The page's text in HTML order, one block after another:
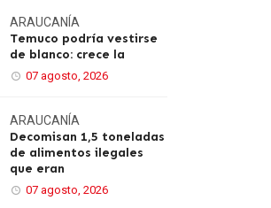
ARAUCANÍA
Temuco podría vestirse
de blanco: crece la
07 agosto, 2026
ARAUCANÍA
Decomisan 1,5 toneladas
de alimentos ilegales
que eran
07 agosto, 2026